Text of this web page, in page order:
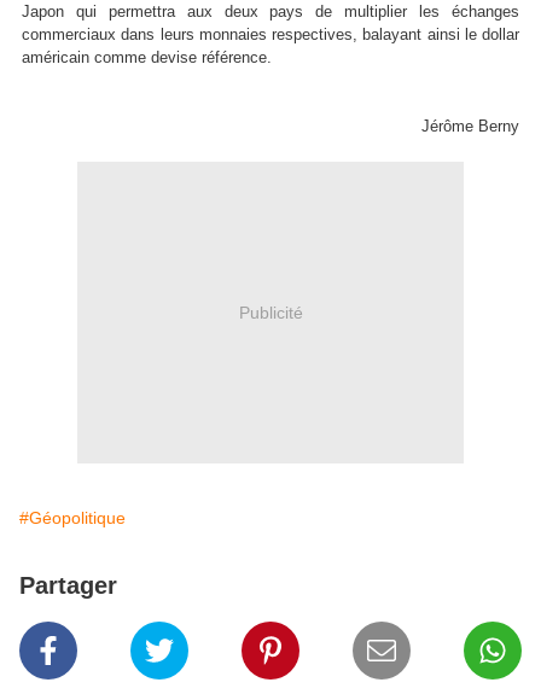
Japon qui permettra aux deux pays de multiplier les échanges
commerciaux dans leurs monnaies respectives, balayant ainsi le dollar
américain comme devise référence.
Jérôme Berny
Publicité
#Géopolitique
Partager